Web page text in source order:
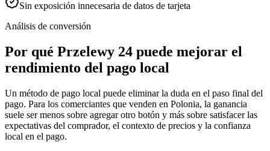
Sin exposición innecesaria de datos de tarjeta
Análisis de conversión
Por qué Przelewy 24 puede mejorar el
rendimiento del pago local
Un método de pago local puede eliminar la duda en el paso final del
pago. Para los comerciantes que venden en Polonia, la ganancia
suele ser menos sobre agregar otro botón y más sobre satisfacer las
expectativas del comprador, el contexto de precios y la confianza
local en el pago.